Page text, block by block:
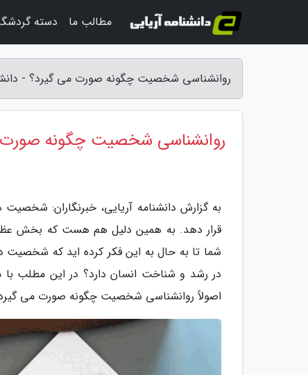
روانشناسی شخصیت چگونه صورت می گیرد؟ -
روانشناسی شخصیت چگونه
به گزارش دانشنامه آریایی، خبرنگاران:
قرار دهد. به همین دلیل هم هست که بخش
شما تا به حال به این فکر کرده اید که
در رشد و شناخت انسان دارد؟ در این مطلب با
اصولاً روانشناسی شخصیت چگونه صورت می
مطالب ما دسته